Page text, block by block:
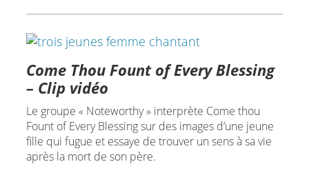
Come Thou Fount of Every Blessing
– Clip vidéo
Le groupe « Noteworthy » interprète Come thou
Fount of Every Blessing sur des images d’une jeune
fille qui fugue et essaye de trouver un sens à sa vie
après la mort de son père.